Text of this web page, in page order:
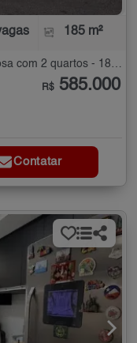
185 m²
Sobrado à Venda no Jardim Vila Formosa com 2 quartos - 185 m²
R$ 585.000
Contatar